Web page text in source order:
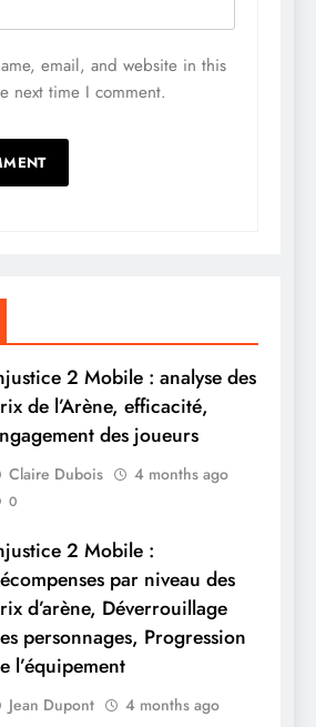
email, and website in this
next time I comment.
2 Mobile : analyse des
de l’Arène, efficacité,
des joueurs
Claire Dubois 4 months ago
0
2 Mobile :
par niveau des
d’arène, Déverrouillage
personnages, Progression
l’équipement
Jean Dupont 4 months ago